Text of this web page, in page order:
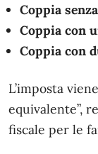
Coppia
Coppia con
Coppia con
L’imposta
equivalente”,
fiscale per le